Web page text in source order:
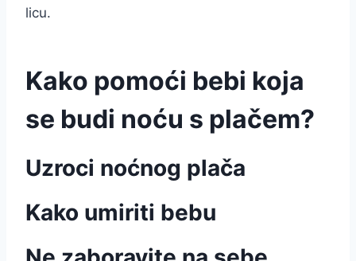
licu.
Kako pomoći bebi koja
se budi noću s plačem?
Uzroci noćnog plača
Kako umiriti bebu